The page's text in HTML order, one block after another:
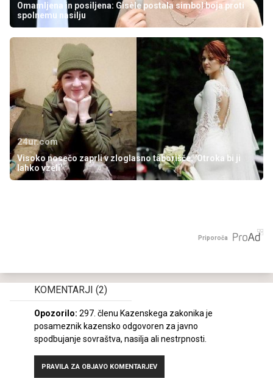
Omamljena in posiljena: Gisèle postala simbol boja proti
spolnemu nasilju
24ur.com
Visoko nosečo zaprli v zloglasno taborišče: 'Otroka bi ji
lahko vzeli'
Priporoča
KOMENTARJI (2)
Opozorilo: 297. členu Kazenskega zakonika je
posameznik kazensko odgovoren za javno
spodbujanje sovraštva, nasilja ali nestrpnosti.
PRAVILA ZA OBJAVO KOMENTARJEV